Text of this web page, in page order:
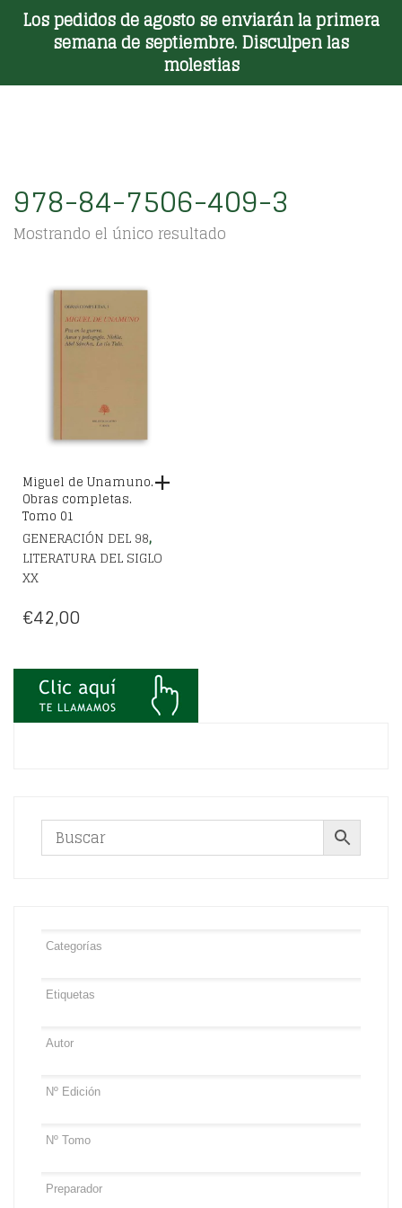
Los pedidos de agosto se enviarán la primera
semana de septiembre. Disculpen las
molestias
Toggle Menu
978-84-7506-409-3
Mostrando el único resultado
Miguel de Unamuno.
Obras completas.
Tomo 01
GENERACIÓN DEL 98,
LITERATURA DEL SIGLO
XX
€42,00